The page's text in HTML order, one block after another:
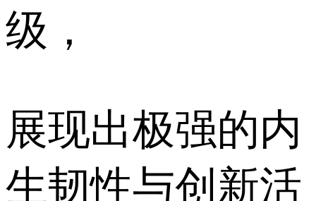
级，
展现出极强的内
生韧性与创新活